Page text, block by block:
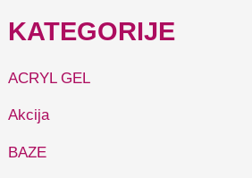
KATEGORIJE
ACRYL GEL
Akcija
BAZE